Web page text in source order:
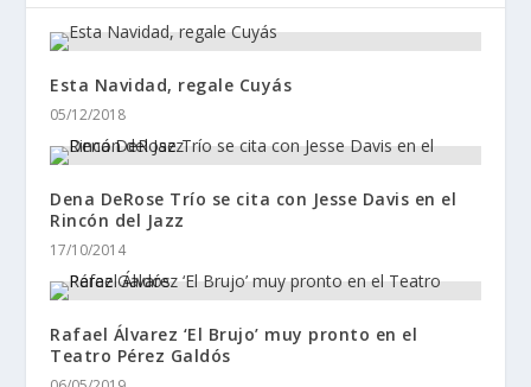
Esta Navidad, regale Cuyás
05/12/2018
Dena DeRose Trío se cita con Jesse Davis en el
Rincón del Jazz
17/10/2014
Rafael Álvarez ‘El Brujo’ muy pronto en el
Teatro Pérez Galdós